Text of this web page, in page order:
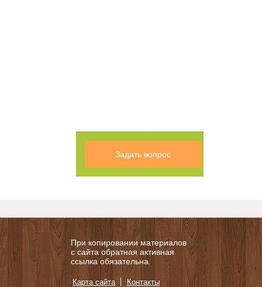
Задать вопрос
При копировании материалов
с сайта обратная активная
ссылка обязательна.
Карта сайта Контакты